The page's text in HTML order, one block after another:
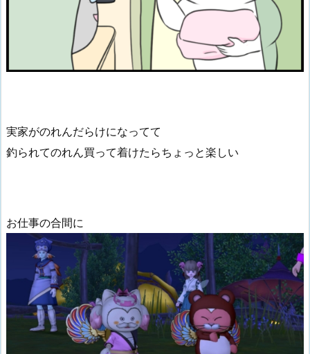
実家がのれんだらけになってて
釣られてのれん買って着けたらちょっと楽しい
お仕事の合間に